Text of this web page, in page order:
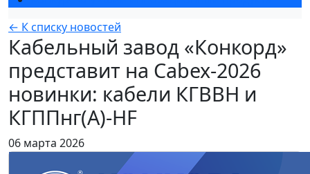
← К списку новостей
Кабельный завод «Конкорд»
представит на Cabex-2026
новинки: кабели КГВВН и
КГППнг(А)-HF
06 марта 2026